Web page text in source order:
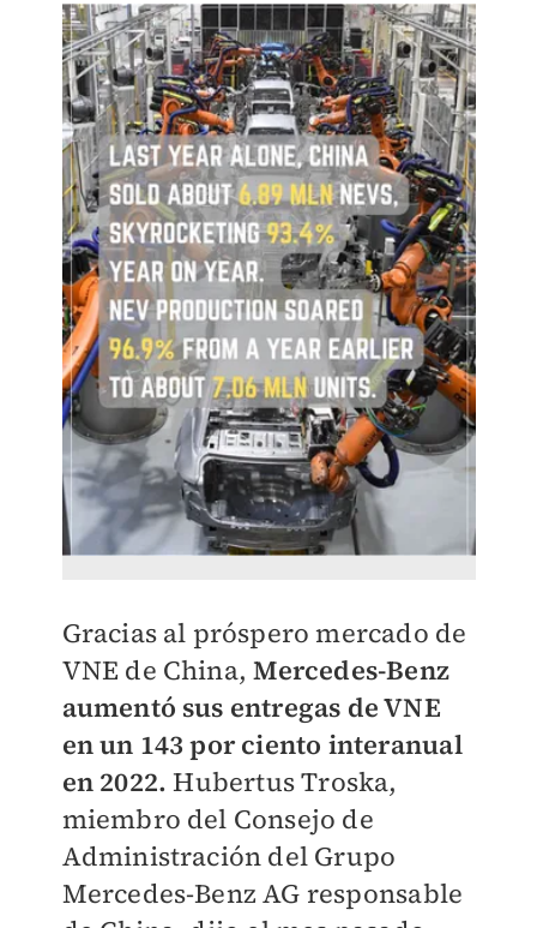
Gracias al próspero mercado de
VNE de China,Mercedes-Benz
aumentó sus entregas de VNE
en un 143 por ciento interanual
en 2022.Hubertus Troska,
miembro del Consejo de
Administración del Grupo
Mercedes-Benz AG responsable